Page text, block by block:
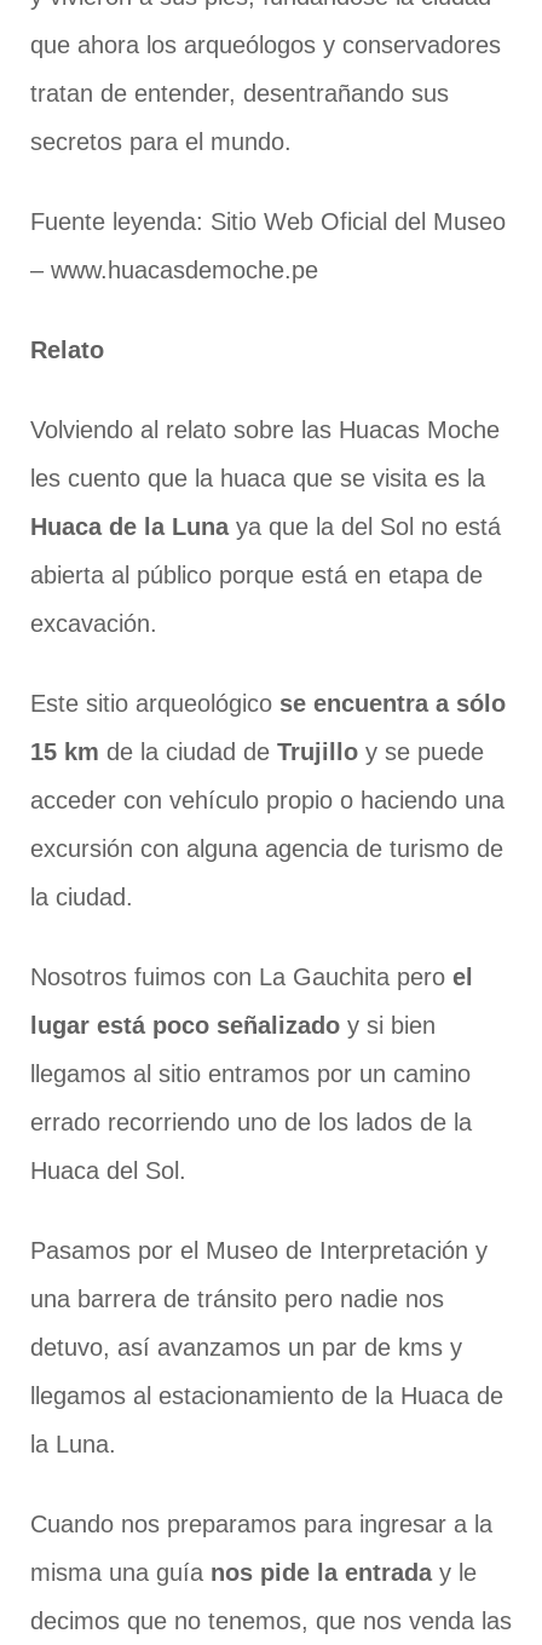
que ahora los arqueólogos y conservadores
tratan de entender, desentrañando sus
secretos para el mundo.
Fuente leyenda: Sitio Web Oficial del Museo
– www.huacasdemoche.pe
Relato
Volviendo al relato sobre las Huacas Moche
les cuento que la huaca que se visita es la
Huaca de la Lunaya que la del Sol no está
abierta al público porque está en etapa de
excavación.
Este sitio arqueológico se encuentra a sólo
15 km de la ciudad de Trujillo y se puede
acceder con vehículo propio o haciendo una
excursión con alguna agencia de turismo de
la ciudad.
Nosotros fuimos con La Gauchita pero el
lugar está poco señalizado y si bien
llegamos al sitio entramos por un camino
errado recorriendo uno de los lados de la
Huaca del Sol.
Pasamos por el Museo de Interpretación y
una barrera de tránsito pero nadie nos
detuvo, así avanzamos un par de kms y
llegamos al estacionamiento de la Huaca de
la Luna.
Cuando nos preparamos para ingresar a la
misma una guía nos pide la entraday le
decimos que no tenemos, que nos venda las